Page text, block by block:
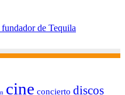
de Tequila
cine concierto discos